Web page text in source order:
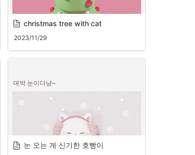
christmas tree with cat
2023/11/29
뎨박 눈이다냥~
눈 오는 게 신기한 호빵이